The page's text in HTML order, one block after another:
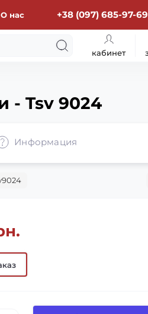
О нас +38 (097) 685-97-69
кабинет
- Tsv 9024
Информация